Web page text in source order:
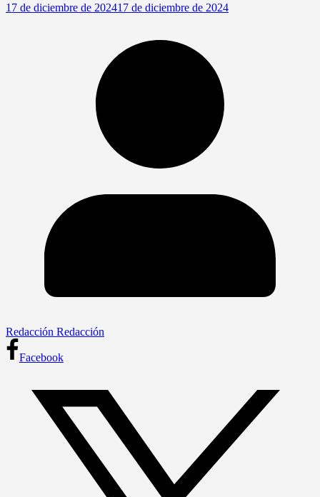
17 de diciembre de 202417 de diciembre de 2024
Redacción Redacción
Facebook